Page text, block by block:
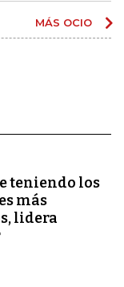
MÁS OCIO
teniendo los
más
lidera